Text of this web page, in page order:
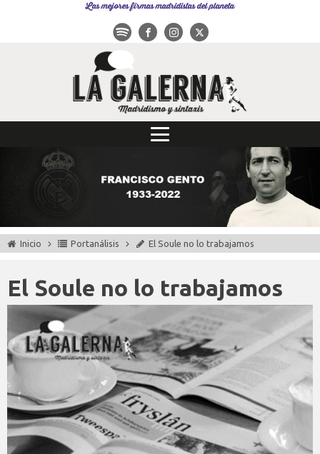
Las mejores firmas madridistas del planeta
Inicio Portanálisis El Soule no lo trabajamos
El Soule no lo trabajamos